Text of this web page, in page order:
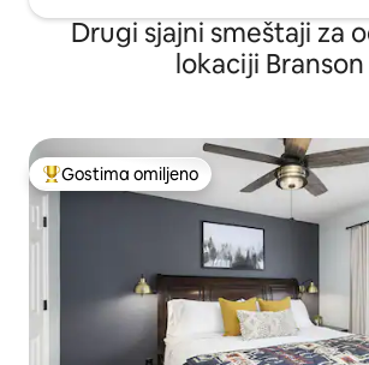
Drugi sjajni smeštaji za
lokaciji Branson
Najuspešniji među gostima omiljenim
Gostima omiljeno